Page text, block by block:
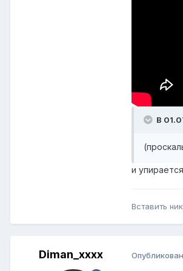
В
и
Вставить ник
Diman_xxxx